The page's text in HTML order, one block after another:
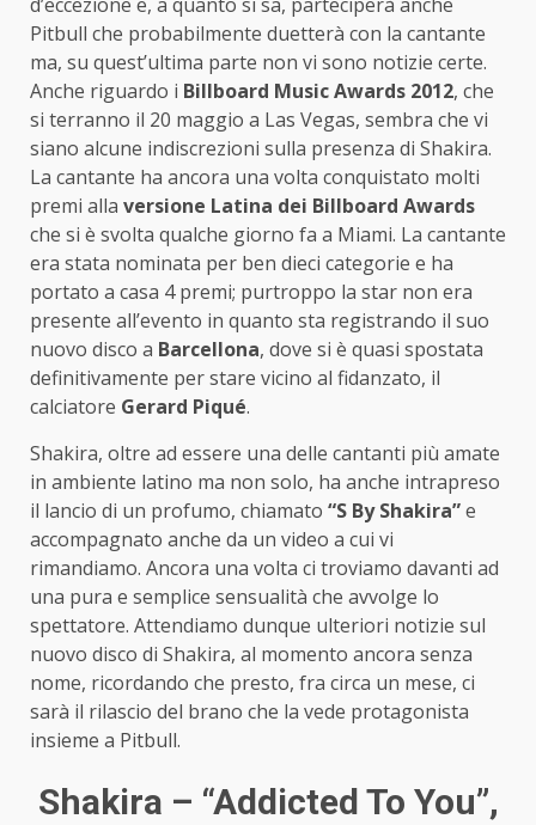
Pitbull che probabilmente duetterà con la cantante
ma, su quest’ultima parte non vi sono notizie certe.
Anche riguardo i Billboard Music Awards 2012, che
si terranno il 20 maggio a Las Vegas, sembra che vi
siano alcune indiscrezioni sulla presenza di Shakira.
La cantante ha ancora una volta conquistato molti
premi alla versione Latina dei Billboard Awards
che si è svolta qualche giorno fa a Miami. La cantante
era stata nominata per ben dieci categorie e ha
portato a casa 4 premi; purtroppo la star non era
presente all’evento in quanto sta registrando il suo
nuovo disco a Barcellona, dove si è quasi spostata
definitivamente per stare vicino al fidanzato, il
calciatore Gerard Piqué.
Shakira, oltre ad essere una delle cantanti più amate
in ambiente latino ma non solo, ha anche intrapreso
il lancio di un profumo, chiamato “S By Shakira”e
accompagnato anche da un video a cui vi
rimandiamo. Ancora una volta ci troviamo davanti ad
una pura e semplice sensualità che avvolge lo
spettatore. Attendiamo dunque ulteriori notizie sul
nuovo disco di Shakira, al momento ancora senza
nome, ricordando che presto, fra circa un mese, ci
sarà il rilascio del brano che la vede protagonista
insieme a Pitbull.
Shakira – “Addicted To You”,